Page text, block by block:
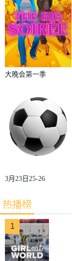
大晚会第一季
3月23日25-26
轮雷恩VS梅
斯
热播榜
1